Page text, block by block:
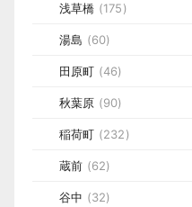
浅草橋 (175)
湯島 (60)
田原町 (46)
秋葉原 (90)
稲荷町 (232)
蔵前 (62)
谷中 (32)